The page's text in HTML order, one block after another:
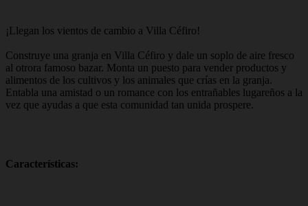
¡Llegan los vientos de cambio a Villa Céfiro!
Construye una granja en Villa Céfiro y dale un soplo de aire fresco
al otrora famoso bazar. Monta un puesto para vender productos y
alimentos de los cultivos y los animales que crías en la granja.
Entabla una amistad o un romance con los entrañables lugareños a la
vez que ayudas a que esta comunidad tan unida prospere.
Características: